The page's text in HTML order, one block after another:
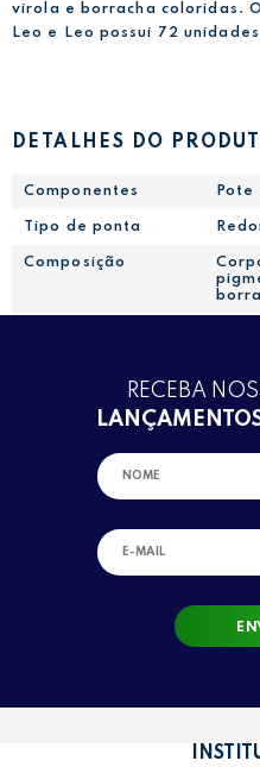
virola e borracha coloridas.
Leo e Leo possui 72
DETALHES DO
Componentes Pote
Tipo de ponta
Composição
RECEBA